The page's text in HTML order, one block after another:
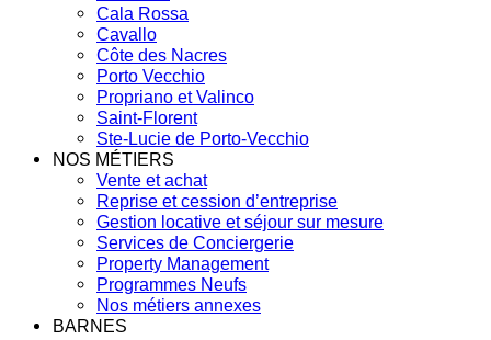
Cala Rossa
Cavallo
Côte des Nacres
Porto Vecchio
Propriano et Valinco
Saint-Florent
Ste-Lucie de Porto-Vecchio
NOS MÉTIERS
Vente et achat
Reprise et cession d’entreprise
Gestion locative et séjour sur mesure
Services de Conciergerie
Property Management
Programmes Neufs
Nos métiers annexes
BARNES